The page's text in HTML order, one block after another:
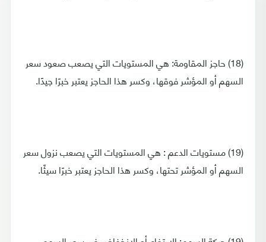
(18) حاجز المقاومة: هي المستويات التي يصعب صعود سعر
السهم أو المؤشر فوقها، وكسر هذا الحاجز يعتبر خبرًا جيدًا.
(19) مستويات الدعم : هي المستويات التي يصعب نزول سعر
السهم أو المؤشر تحتها، وكسر هذا الحاجز يعتبر خبرًا سيئًا.